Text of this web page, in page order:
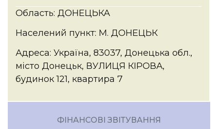
Область: ДОНЕЦЬКА
Населений пункт: М. ДОНЕЦЬК
Адреса: Україна, 83037, Донецька обл.,
місто Донецьк, ВУЛИЦЯ КІРОВА,
будинок 121, квартира 7
ФІНАНСОВІ ЗВІТУВАННЯ